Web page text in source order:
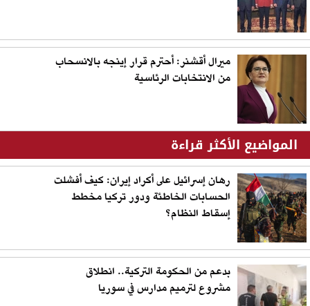
ميرال أقشنر: أحترم قرار إينجه بالانسحاب
من الانتخابات الرئاسية
المواضيع الأكثر قراءة
رهان إسرائيل على أكراد إيران: كيف أفشلت
الحسابات الخاطئة ودور تركيا مخطط
إسقاط النظام؟
بدعم من الحكومة التركية.. انطلاق
مشروع لترميم مدارس في سوريا